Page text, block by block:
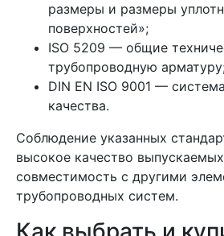
размеры и размеры
поверхностей»;
ISO 5209 — общие
трубопроводную
DIN EN ISO 9001 —
качества.
Соблюдение указанных
высокое качество
совместимость с другими
трубопроводных систем.